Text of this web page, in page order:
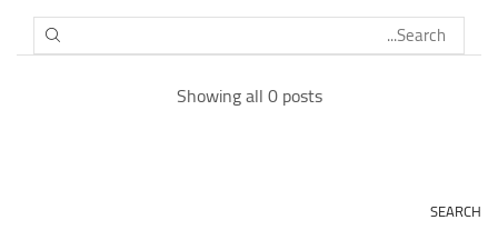
SEARCH
Showing all 0 posts
SEARCH